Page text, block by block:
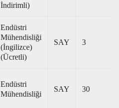
İndirimli)
Endüstri
Mühendisliği
(İngilizce)
(Ücretli)
SAY 3
Endüstri
Mühendisliği
SAY 30